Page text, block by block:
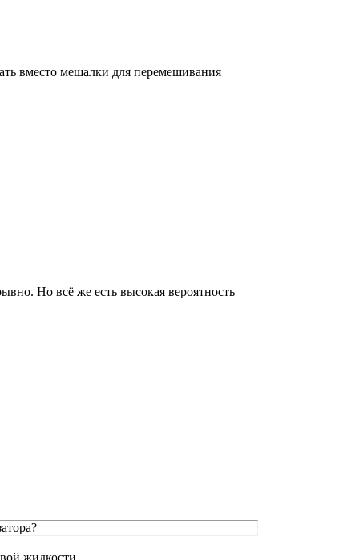
вместо мешалки для перемешивания
Но всё же есть высокая вероятность
жидкости.